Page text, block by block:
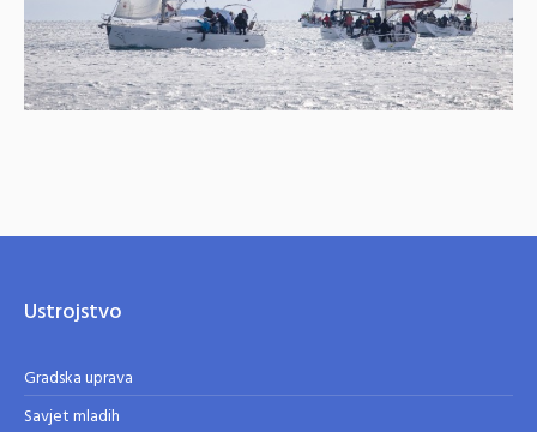
Ustrojstvo
Gradska uprava
Savjet mladih